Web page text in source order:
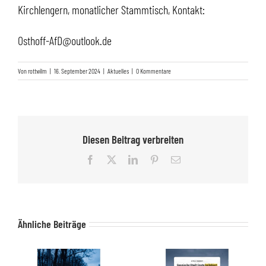
Kirchlengern, monatlicher Stammtisch, Kontakt:
Osthoff-AfD@outlook.de
Vonrottwilm | 16. September 2024 | Aktuelles | 0 Kommentare
Diesen Beitrag verbreiten
Facebook LinkedInPinterest
E-
Ähnliche Beiträge